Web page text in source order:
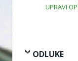
UPRAVI
ODLUKE